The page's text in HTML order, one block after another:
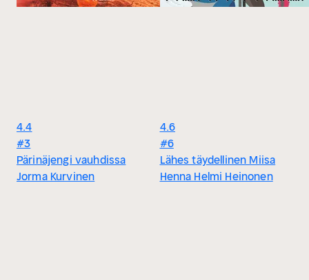
4.4
#3
Pärinäjengi vauhdissa
Jorma Kurvinen
4.6
#6
Lähes täydellinen Miisa
Henna Helmi Heinonen